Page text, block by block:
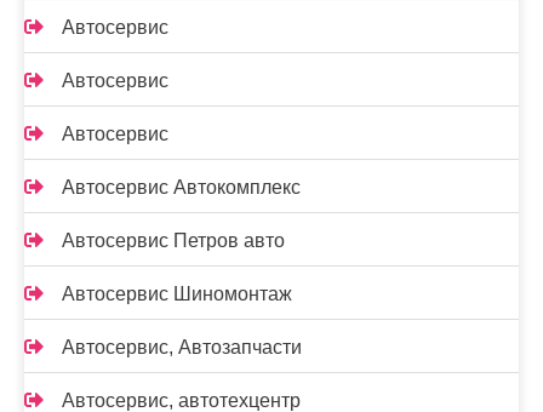
Автосервис
Автосервис
Автосервис
Автосервис Автокомплекс
Автосервис Петров авто
Автосервис Шиномонтаж
Автосервис, Автозапчасти
Автосервис, автотехцентр